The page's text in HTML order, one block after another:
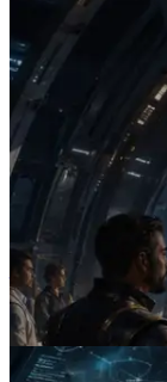
2026.07.04
ERPC 發布
— AI Agent
閱讀此文章